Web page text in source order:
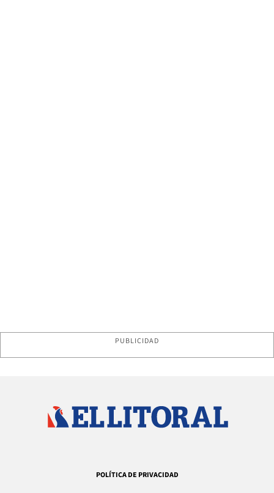
PUBLICIDAD
POLÍTICA DE PRIVACIDAD